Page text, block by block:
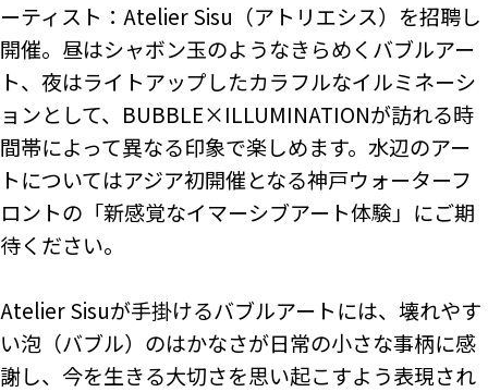
ーティスト：Atelier Sisu（アトリエシス）を招聘し
開催。昼はシャボン玉のようなきらめくバブルアー
ト、夜はライトアップしたカラフルなイルミネーシ
ョンとして、BUBBLE×ILLUMINATIONが訪れる時
間帯によって異なる印象で楽しめます。水辺のアー
トについてはアジア初開催となる神戸ウォーターフ
ロントの「新感覚なイマーシブアート体験」にご期
待ください。
Atelier Sisuが手掛けるバブルアートには、壊れやす
い泡（バブル）のはかなさが日常の小さな事柄に感
謝し、今を生きる大切さを思い起こすよう表現され